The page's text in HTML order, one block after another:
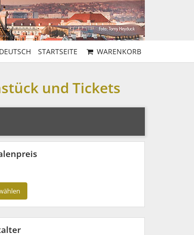
DEUTSCH STARTSEITE WARENKORB
und Tickets